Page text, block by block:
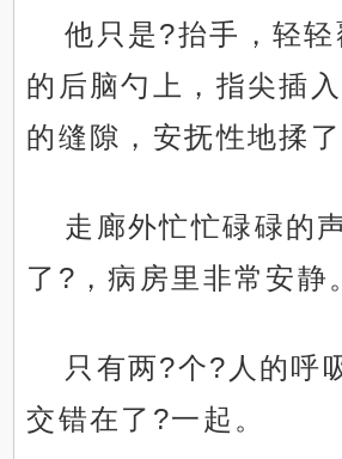
他只是?抬手，轻轻
的后脑勺上，指尖插
的缝隙，安抚性地揉了
走廊外忙忙碌碌的
了?，病房里非常安静
只有两?个?人的呼
交错在了?一起。